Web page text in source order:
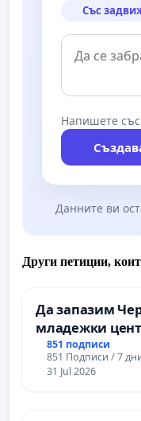
Със
Напишете
Данните ви
Други петиции,
Да запазим
младежки
пространство
Варна
851 подписи
851 Подписи / 7
31 Jul 2026